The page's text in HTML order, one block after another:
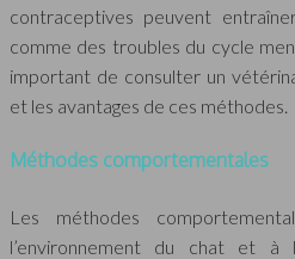
contraceptives peuvent
comme des troubles du cycle
important de consulter un
et les avantages de ces méthodes.
Méthodes comportementales
Les méthodes
l’environnement du chat et à